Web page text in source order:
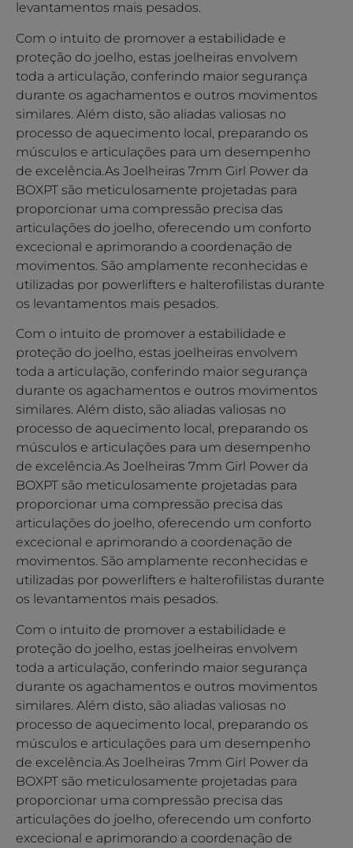
levantamentos mais pesados.
Com o intuito de promover a estabilidade e
proteção do joelho, estas joelheiras envolvem
toda a articulação, conferindo maior segurança
durante os agachamentos e outros movimentos
similares. Além disto, são aliadas valiosas no
processo de aquecimento local, preparando os
músculos e articulações para um desempenho
de excelência.As Joelheiras 7mm Girl Power da
BOXPT são meticulosamente projetadas para
proporcionar uma compressão precisa das
articulações do joelho, oferecendo um conforto
excecional e aprimorando a coordenação de
movimentos. São amplamente reconhecidas e
utilizadas por powerlifters e halterofilistas durante
os levantamentos mais pesados.
Com o intuito de promover a estabilidade e
proteção do joelho, estas joelheiras envolvem
toda a articulação, conferindo maior segurança
durante os agachamentos e outros movimentos
similares. Além disto, são aliadas valiosas no
processo de aquecimento local, preparando os
músculos e articulações para um desempenho
de excelência.As Joelheiras 7mm Girl Power da
BOXPT são meticulosamente projetadas para
proporcionar uma compressão precisa das
articulações do joelho, oferecendo um conforto
excecional e aprimorando a coordenação de
movimentos. São amplamente reconhecidas e
utilizadas por powerlifters e halterofilistas durante
os levantamentos mais pesados.
Com o intuito de promover a estabilidade e
proteção do joelho, estas joelheiras envolvem
toda a articulação, conferindo maior segurança
durante os agachamentos e outros movimentos
similares. Além disto, são aliadas valiosas no
processo de aquecimento local, preparando os
músculos e articulações para um desempenho
de excelência.As Joelheiras 7mm Girl Power da
BOXPT são meticulosamente projetadas para
proporcionar uma compressão precisa das
articulações do joelho, oferecendo um conforto
excecional e aprimorando a coordenação de